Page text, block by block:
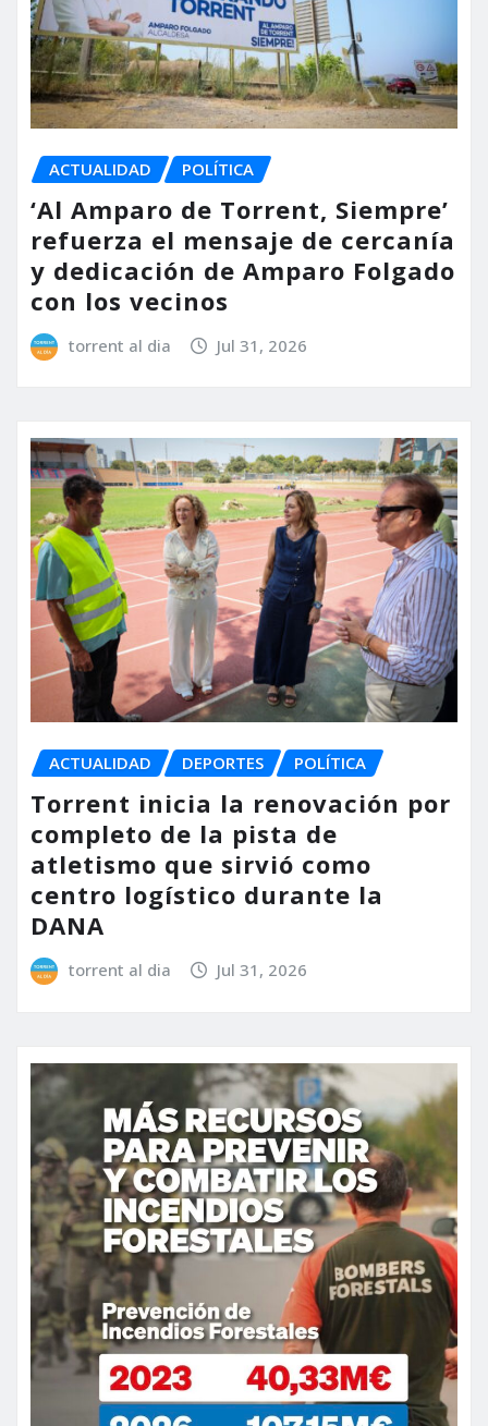
ACTUALIDAD POLÍTICA
‘Al Amparo de Torrent, Siempre’
refuerza el mensaje de cercanía
y dedicación de Amparo Folgado
con los vecinos
torrent al dia Jul 31, 2026
ACTUALIDAD DEPORTES POLÍTICA
Torrent inicia la renovación por
completo de la pista de
atletismo que sirvió como
centro logístico durante la
DANA
torrent al dia Jul 31, 2026